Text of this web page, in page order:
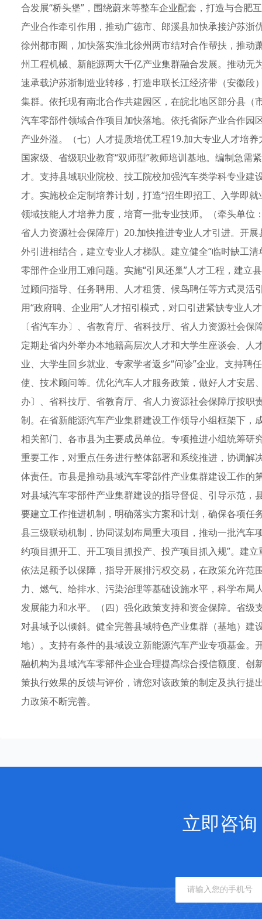
合发展“桥头堡”，围绕蔚来等整车企业配套，打造与合肥
产业合作牵引作用，推动广德市、郎溪县加快承接沪苏
徐州都市圈，加快落实淮北徐州两市结对合作帮扶，推
州工程机械、新能源两大千亿产业集群融合发展。推动
速承载沪苏浙制造业转移，打造串联长江经济带（安徽
集群。依托现有南北合作共建园区，在皖北地区部分县（
汽车零部件领域合作项目加快落地。依托省际产业合作
产业外溢。（七）人才提质培优工程19.加大专业人才培
国家级、省级职业教育“双师型”教师培训基地。编制急需
才。支持县域职业院校、技工院校加强汽车类学科专业
才。实施校企定制培养计划，打造“招生即招工、入学即
领域技能人才培养力度，培育一批专业技师。（牵头单
省人力资源社会保障厅）20.加快推进专业人才引进。开
外引进相结合，建立专业人才梯队。建立健全“临时缺工
零部件企业用工难问题。实施“引凤还巢”人才工程，建立
过顾问指导、任务聘用、人才租赁、候鸟聘任等方式灵活
用“政府聘、企业用”人才招引模式，对口引进紧缺专业人
〔省汽车办〕、省教育厅、省科技厅、省人力资源社会
定期赴省内外举办本地籍高层次人才和大学生座谈会、
业、大学生回乡就业、专家学者返乡“问诊”企业。支持聘
使、技术顾问等。优化汽车人才服务政策，做好人才安
办〕、省科技厅、省教育厅、省人力资源社会保障厅按
制。在省新能源汽车产业集群建设工作领导小组框架下
相关部门、各市县为主要成员单位。专项推进小组统筹
重要工作，对重点任务进行整体部署和系统推进，协调
体责任。市县是推动县域汽车零部件产业集群建设工作
对县域汽车零部件产业集群建设的指导督促、引导示范
要建立工作推进机制，明确落实方案和计划，确保各项
县三级联动机制，协同谋划布局重大项目，推动一批汽车
约项目抓开工、开工项目抓投产、投产项目抓入规”。建
依法足额予以保障，指导开展排污权交易，在政策允许范
力、燃气、给排水、污染治理等基础设施水平，科学布
发展能力和水平。（四）强化政策支持和资金保障。省
对县域予以倾斜。健全完善县域特色产业集群（基地）
地）。支持有条件的县域设立新能源汽车产业专项基金。
融机构为县域汽车零部件企业合理提高综合授信额度、
策执行效果的反馈与评价，请您对该政策的制定及执行
力政策不断完善。
立即咨